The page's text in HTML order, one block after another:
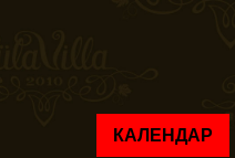
КАЛЕНДАР